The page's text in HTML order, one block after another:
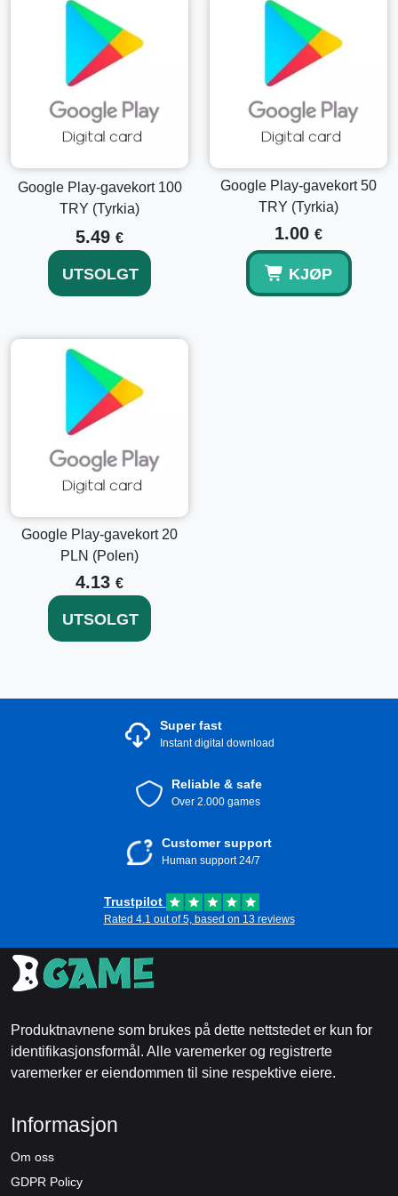
balanse og begynne å handle!
Utforsk Andre Denominasjoner
Hvis du er på utkikk etter flere alternativer, erGoogle Play
Gavekort 15 USD Nøkkel USA
Google Play Gavekort 50
USD Nøkkel USAogså tilgjengelige for å passe til dine
Ikke gå glipp av muligheten til å få tilgang til et stort univers
av digitalt innhold. Kjøp Google Play Gavekort 25 USD
Nøkkel USAi dag for å begynne å utforske toppvurderte
Google Play-gavekort 100
TRY (Tyrkia)
5.49 €
UTSOLGT
Google Play-gavekort 50
TRY (Tyrkia)
1.00 €
KJØP
Google Play-gavekort 20
PLN (Polen)
4.13 €
UTSOLGT
Super fast
Instant digital download
Reliable & safe
Over 2.000 games
Customer support
Human support 24/7
Trustpilot
Rated 4.1 out of 5, based on 13 reviews
Produktnavnene som brukes på dette nettstedet er kun for
identifikasjonsformål. Alle varemerker og registrerte
varemerker er eiendommen til sine respektive eiere.
Informasjon
Om oss
GDPR Policy